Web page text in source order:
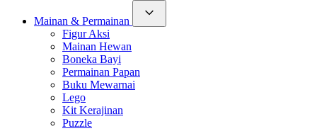
Mainan & Permainan
Figur Aksi
Mainan Hewan
Boneka Bayi
Permainan Papan
Buku Mewarnai
Lego
Kit Kerajinan
Puzzle